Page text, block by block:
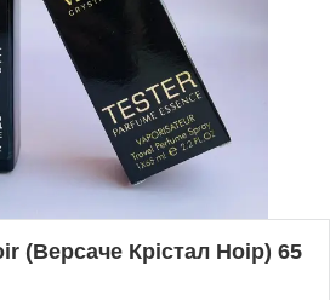
(Версаче Крістал Ноір) 65